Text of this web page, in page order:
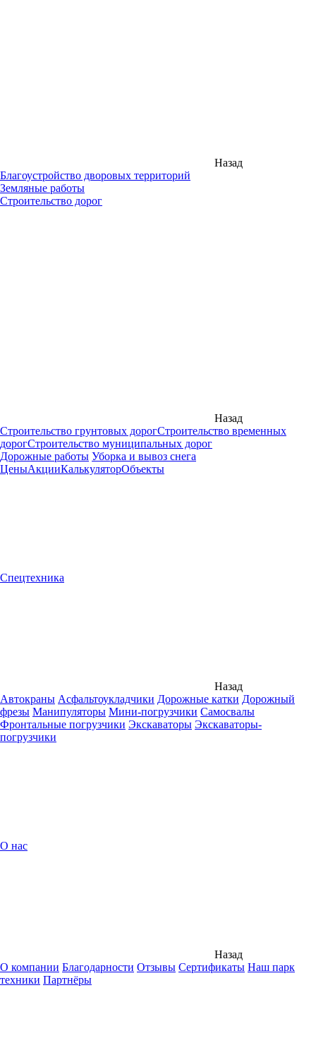
Назад
Благоустройство дворовых территорий
Земляные работы
Строительство дорог
Назад
Строительство грунтовых дорогСтроительство временных
дорогСтроительство муниципальных дорог
Дорожные работы Уборка и вывоз снега
ЦеныАкцииКалькуляторОбъекты
Спецтехника
Назад
Автокраны Асфальтоукладчики Дорожные катки Дорожный
фрезы Манипуляторы Мини-погрузчики Самосвалы
Фронтальные погрузчики Экскаваторы Экскаваторы-
погрузчики
О нас
Назад
О компании Благодарности Отзывы Сертификаты Наш парк
техники Партнёры